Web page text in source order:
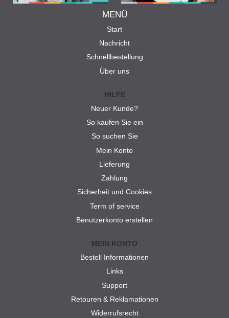
MENÜ
Start
Nachricht
Schnellbestellung
Über uns
HILFE
Neuer Kunde?
So kaufen Sie ein
So suchen Sie
Mein Konto
Lieferung
Zahlung
Sicherheit und Cookies
Term of service
Benutzerkonto erstellen
MEIN KONTO
Bestell Informationen
Links
Support
Retouren & Reklamationen
Widerrufsrecht